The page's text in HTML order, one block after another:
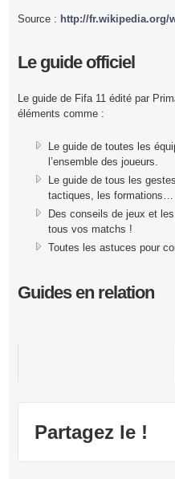
Source : http://fr.wikipedia.org/
Le guide officiel
Le guide de Fifa 11 édité par
éléments comme :
Le guide de toutes les
l’ensemble des joueurs.
Le guide de tous les
tactiques, les formations…
Des conseils de jeux et
tous vos matchs !
Toutes les astuces pour
Guides en relation
Partagez le !